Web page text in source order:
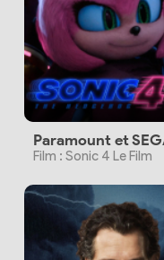
Paramount et
Film : Sonic 4 Le Film